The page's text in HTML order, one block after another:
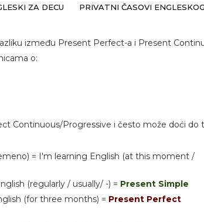
ZA DECU PRIVATNI ČASOVI ENGLESKOG
između Present Perfect-a i Present
o:
Continuous/Progressive i često može doći do
= I'm learning English (at this moment /
(regularly / usually/ -) = Present Simple
(for three months) = Present Perfect